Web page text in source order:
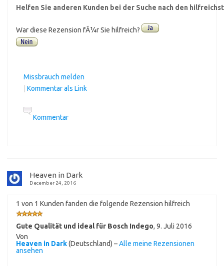
Helfen Sie anderen Kunden bei der Suche nach den
War diese Rezension fÃ¼r Sie hilfreich?
Missbrauch melden
Kommentar als Link
Kommentar
Heaven in Dark
December 24, 2016
1 von 1 Kunden fanden die folgende Rezension hilfreich
Gute Qualität und ideal für Bosch Indego, 9. Juli 2016
Von
Heaven in Dark(Deutschland) –Alle meine Rezensionen
ansehen